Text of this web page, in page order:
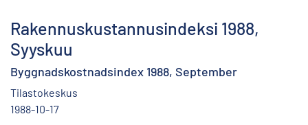
Rakennuskustannusindeksi 1988,
Syyskuu
Byggnadskostnadsindex 1988, September
Tilastokeskus
1988-10-17